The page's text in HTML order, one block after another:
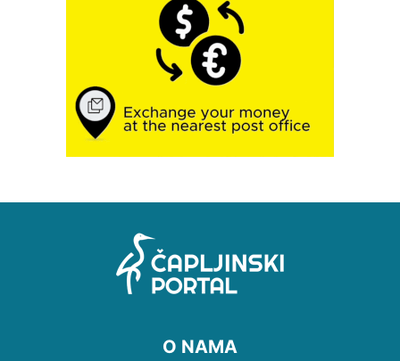
O NAMA